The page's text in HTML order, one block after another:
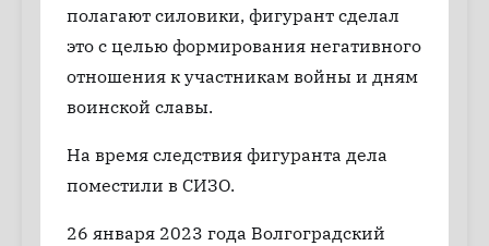
полагают силовики, фигурант сделал
это с целью формирования негативного
отношения к участникам войны и дням
воинской славы.
На время следствия фигуранта дела
поместили в СИЗО.
26 января 2023 года Волгоградский